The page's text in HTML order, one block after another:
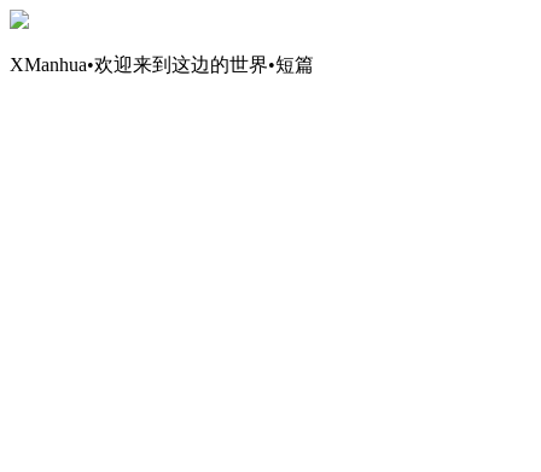
XManhua•欢迎来到这边的世界•短篇